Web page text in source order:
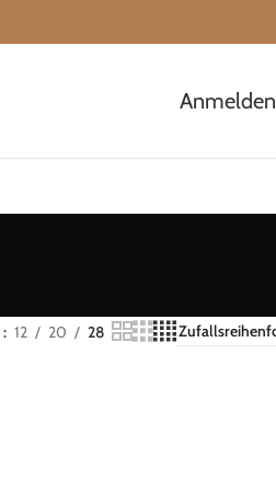
Anmelden
12 20 28